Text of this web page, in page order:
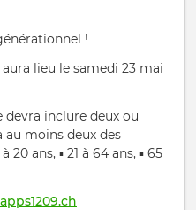
!
lieu le samedi 23 mai
inclure deux ou
moins deux des
20 ans, ▪ 21 à 64 ans, ▪ 65